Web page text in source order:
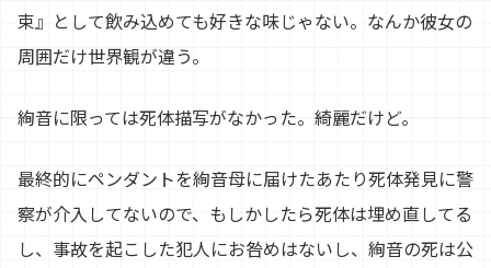
束』として飲み込めても好きな味じゃない。なんか彼女の
周囲だけ世界観が違う。
絢音に限っては死体描写がなかった。綺麗だけど。
最終的にペンダントを絢音母に届けたあたり死体発見に警
察が介入してないので、もしかしたら死体は埋め直してる
し、事故を起こした犯人にお咎めはないし、絢音の死は公